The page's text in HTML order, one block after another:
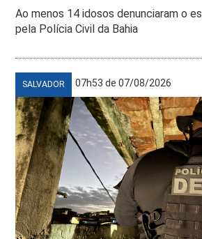
Ao menos 14 idosos denunciaram o
pela Polícia Civil da Bahia
SALVADOR 07h53 de 07/08/2026